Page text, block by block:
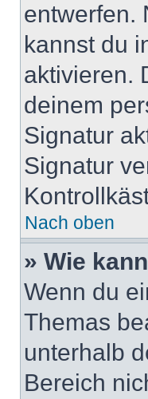
entwerfen.
kannst du
aktivieren.
deinem
Signatur
Signatur
Nach oben
» Wie
Wenn du
Themas
unterhalb
Bereich